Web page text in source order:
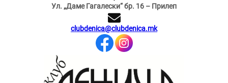
Ул. „Даме Гагалески“ бр. 16 – Прилеп
clubdenica@clubdenica.mk